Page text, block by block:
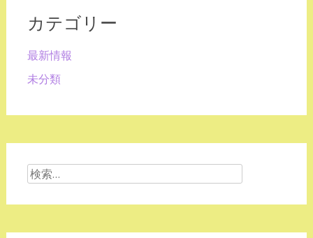
カテゴリー
最新情報
未分類
検
索: